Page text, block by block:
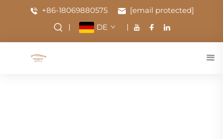
+86-18069880575
[email protected]
DE